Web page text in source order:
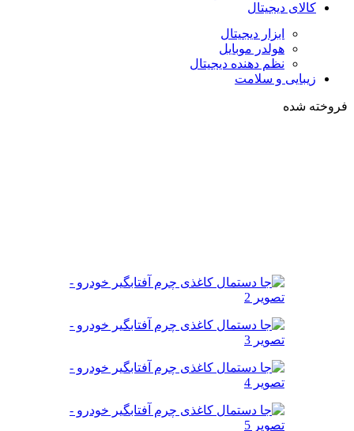
کالای دیجیتال
ابزار دیجیتال
هولدر موبایل
نظم دهنده دیجیتال
زیبایی و سلامت
فروخته شده